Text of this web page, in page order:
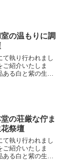
の温もりに調
執り行われまし
紹介いたしま
る白と紫の生花
の荘厳な佇ま
祭壇
執り行われまし
紹介いたしま
る白と紫の生花